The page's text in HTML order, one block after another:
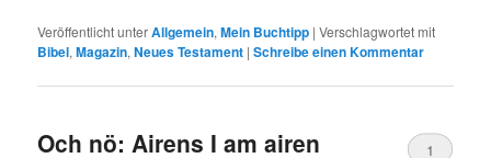
Veröffentlicht unterAllgemein,Mein Buchtipp |Verschlagwortet mit
Bibel,Magazin,Neues Testament |Schreibe einen Kommentar
Och nö: Airens I am airen
1